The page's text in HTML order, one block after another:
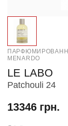
MENARDO
LE LABO
Patchouli 24
13346 грн.